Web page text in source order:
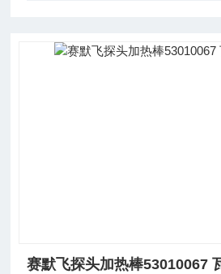
赛默飞探头加热棒53010067